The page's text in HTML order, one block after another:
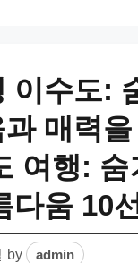
이수도:
매력을
여행: 숨
다움 10
by admin